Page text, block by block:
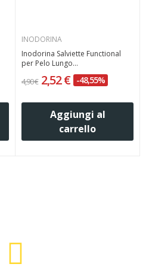
INODORINA
Inodorina Salviette Functional
per Pelo Lungo...
4,90 € 2,52 € -48,55%
Aggiungi al
carrello